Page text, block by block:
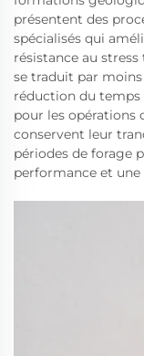
présentent des
spécialisés qui
résistance au
se traduit par
réduction du
pour les opérations
conservent leur
périodes de forage
performance et